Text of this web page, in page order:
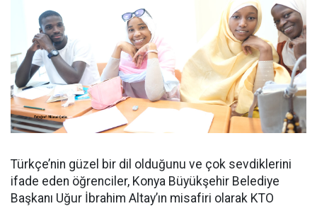
Türkçe’nin güzel bir dil olduğunu ve çok sevdiklerini
ifade eden öğrenciler, Konya Büyükşehir Belediye
Başkanı Uğur İbrahim Altay’ın misafiri olarak KTO